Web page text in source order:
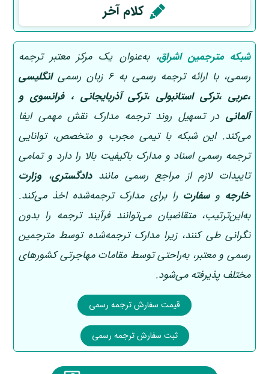
کلام آخر
شبکه مترجمین اشراق، به‌عنوان یک مرکز معتبر ترجمه
رسمی، با ارائه ترجمه رسمی به 6 زبان رسمی
انگلیسی
،عربی ،ترکی استانبولی ،ترکی آذربایجانی ، فرانسوی و
آلمانی در تسهیل روند ترجمه مدارک نقش مهمی ایفا
می‌کند. این شبکه با تیمی مجرب و متخصص، توانایی
ترجمه رسمی اسناد و مدارک باکیفیت بالا را دارد و تمامی
تاییدات لازم از مراجع رسمی ماننددادگستری، وزارت
خارجه و سفارت را برای مدارک ترجمه‌شده اخذ می‌کند.
به‌این‌ترتیب، متقاضیان می‌توانند فرآیند ترجمه را بدون
نگرانی طی کنند، زیرا مدارک ترجمه‌شده توسط مترجمین
رسمی و معتبر، به‌راحتی توسط مقامات مهاجرتی کشورهای
مختلف پذیرفته می‌شود.
قیمت سفارش ترجمه رسمی
ثبت سفارش ترجمه رسمی